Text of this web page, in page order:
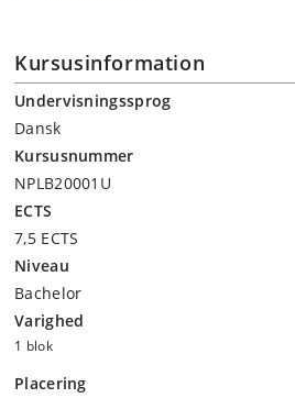
Kursusinformation
Undervisningssprog
Dansk
Kursusnummer
NPLB20001U
ECTS
7,5 ECTS
Niveau
Bachelor
Varighed
1 blok
Placering